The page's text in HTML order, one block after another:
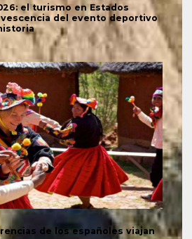
el turismo en Estados
del evento deportivo
de los españoles viajan